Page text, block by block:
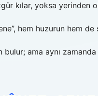
kılar, yoksa yerinden
hem huzurun hem de
bulur; ama aynı